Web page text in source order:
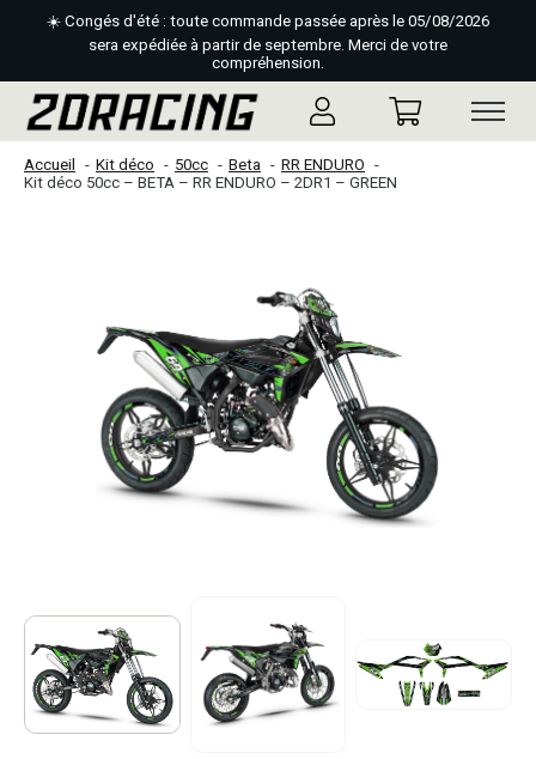
☀️ Congés d'été : toute commande passée après le 05/08/2026
sera expédiée à partir de septembre. Merci de votre
compréhension.
Accueil Kit déco 50cc Beta
RR ENDURO
Kit déco 50cc – BETA – RR ENDURO – 2DR1 – GREEN